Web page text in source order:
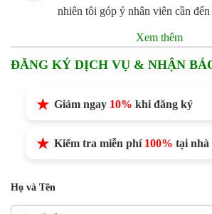
nhiên tôi góp ý nhân viên cần
Xem thêm
ĐĂNG KÝ DỊCH VỤ & NHẬN
Giảm ngay 10% khi đăng ký
Kiểm tra miễn phí 100% tại nhà
Họ và Tên